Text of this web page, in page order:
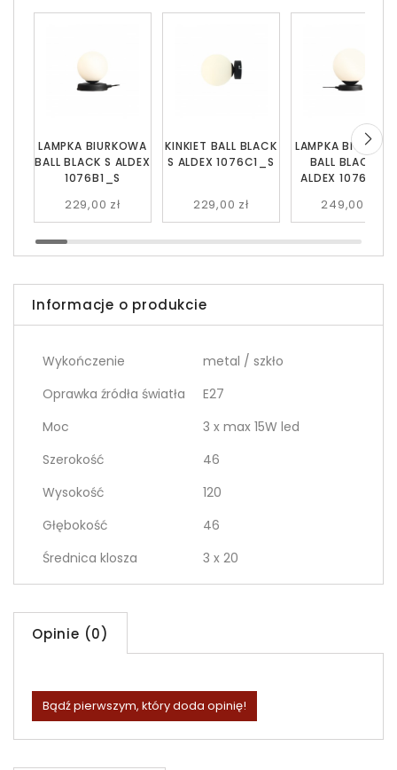
LAMPKA BIURKOWA
BALL BLACK S ALDEX
1076B1_S
229,00 zł
LAMPKA
BALL BLACK M
ALDEX
249,00 zł
KINKIET BALL BLACK
S ALDEX 1076C1_S
229,00 zł
Informacje o produkcie
Wykończenie
metal / szkło
Oprawka źródła światła
E27
Moc
3 x max 15W led
Szerokość
46
Wysokość
120
Głębokość
46
Średnica klosza
3 x 20
Opinie (0)
Bądź pierwszym, który doda opinię!